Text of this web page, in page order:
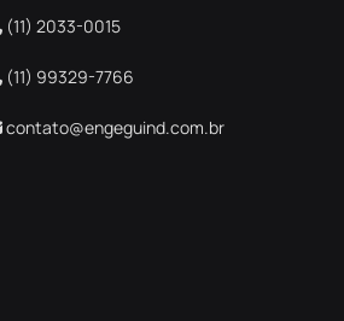
(11) 2033-0015
(11) 99329-7766
contato@engeguind.com.br